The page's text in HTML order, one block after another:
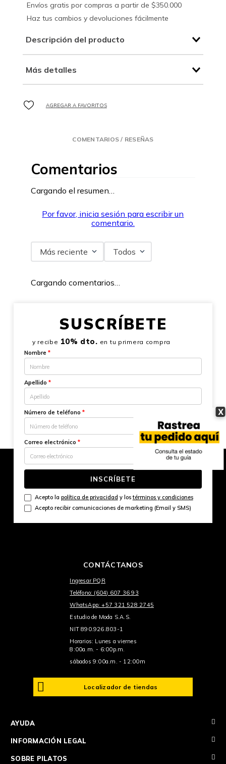
X
Envíos gratis por compras a partir de $350.000
Haz tus cambios y devoluciones fácilmente
Descripción del producto
Más detalles
COMENTARIOS / RESEÑAS
Comentarios
Cargando el resumen…
Por favor, inicia sesión para escribir un
comentario.
Más reciente Todos
Cargando comentarios…
SUSCRÍBETE
y recibe 10% dto. en tu primera compra
Nombre *
Apellido *
Número de teléfono *
Correo electrónico *
INSCRÍBETE
Acepto la política de privacidad y lostérminos y condiciones
Acepto recibir comunicaciones de marketing (Email y SMS)
CONTÁCTANOS
Ingresar PQR
Teléfono: (604) 607 36 93
WhatsApp: +57 321 528 2745
Estudio de Moda S.A.S.
NIT 890.926.803-1
Horarios: Lunes a viernes
8:00a.m. - 6:00p.m.
sábados 9:00a.m. - 12:00m
Localizador de tiendas
AYUDA +
INFORMACIÓN LEGAL +
SOBRE PILATOS +